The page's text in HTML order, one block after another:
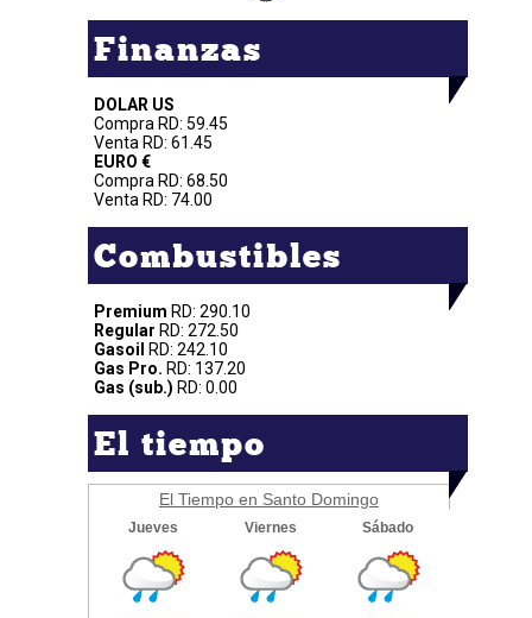
Finanzas
DOLAR US
Compra RD: 59.45
Venta RD: 61.45
EURO €
Compra RD: 68.50
Venta RD: 74.00
Combustibles
Premium RD: 290.10
Regular RD: 272.50
Gasoil RD: 242.10
Gas Pro. RD: 137.20
Gas (sub.) RD: 0.00
El tiempo
El Tiempo en Santo Domingo